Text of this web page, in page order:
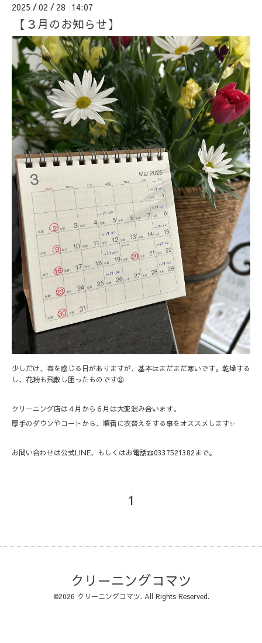
2025 /02 / 28 14:07
【３月のお知らせ】
少しだけ、春を感じる日がありますが、基本はまだまだ寒いです。乾燥する
し、花粉も飛散し困ったものです😫
クリーニング店は４月から６月は大変混み合います。
厚手のダウンやコートから、順番に衣替えをする事をオススメします✨
お問い合わせは公式LINE、もしくはお電話☎️0337521382まで。
1
クリーニングコマツ
©2026 クリーニングコマツ. All Rights Reserved.